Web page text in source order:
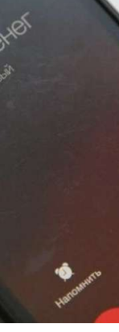
девушка
ножом
Центральном
переполох“
экспорт: